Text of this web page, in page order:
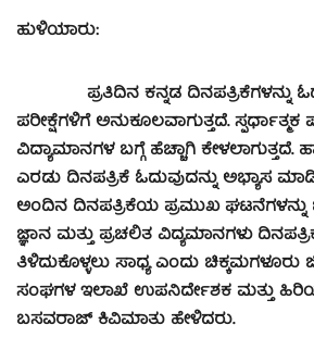
ಹುಳಿಯಾರು:
ಪ್ರತಿದಿನ ಕನ್ನಡ ದಿನಪತ್ರಿಕೆಗಳನ್ನು
ಪರೀಕ್ಷೆಗಳಿಗೆ ಅನುಕೂಲವಾಗುತ್ತದೆ. ಸ್ಪರ್ಧಾತ್ಮಕ
ವಿದ್ಯಾಮಾನಗಳ ಬಗ್ಗೆ ಹೆಚ್ಚಾಗಿ ಕೇಳಲಾಗುತ್ತದೆ.
ಎರಡು ದಿನಪತ್ರಿಕೆ ಓದುವುದನ್ನು ಅಭ್ಯಾಸ
ಅಂದಿನ ದಿನಪತ್ರಿಕೆಯ ಪ್ರಮುಖ ಘಟನೆಗಳನ್ನು
ಜ್ಞಾನ ಮತ್ತು ಪ್ರಚಲಿತ ವಿದ್ಯಮಾನಗಳು
ತಿಳಿದುಕೊಳ್ಳಲು ಸಾಧ್ಯ ಎಂದು
ಸಂಘಗಳ ಇಲಾಖೆ ಉಪನಿರ್ದೇಶಕ ಮತ್ತು
ಬಸವರಾಜ್ ಕಿವಿಮಾತು ಹೇಳಿದರು.